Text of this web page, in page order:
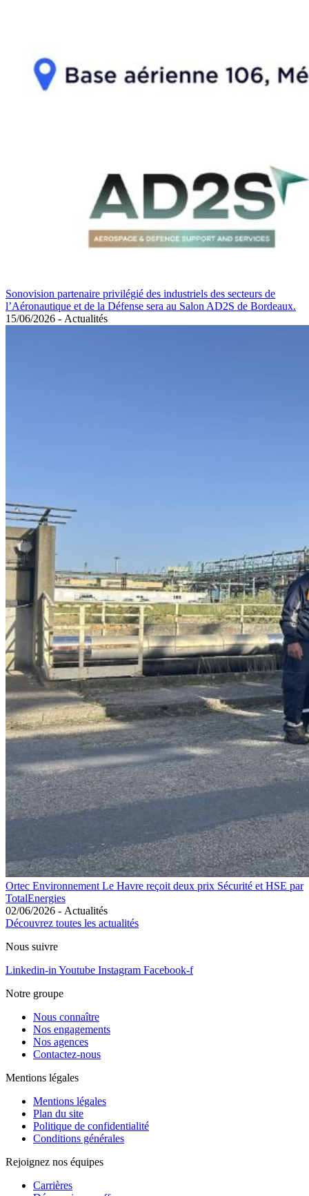
Sonovision partenaire privilégié des industriels des secteurs de
l’Aéronautique et de la Défense sera au Salon AD2S de Bordeaux.
15/06/2026 - Actualités
Ortec Environnement Le Havre reçoit deux prix Sécurité et HSE par
TotalEnergies
02/06/2026 - Actualités
Découvrez toutes les actualités
Nous suivre
Linkedin-in Youtube Instagram Facebook-f
Notre groupe
Nous connaître
Nos engagements
Nos agences
Contactez-nous
Mentions légales
Mentions légales
Plan du site
Politique de confidentialité
Conditions générales
Rejoignez nos équipes
Carrières